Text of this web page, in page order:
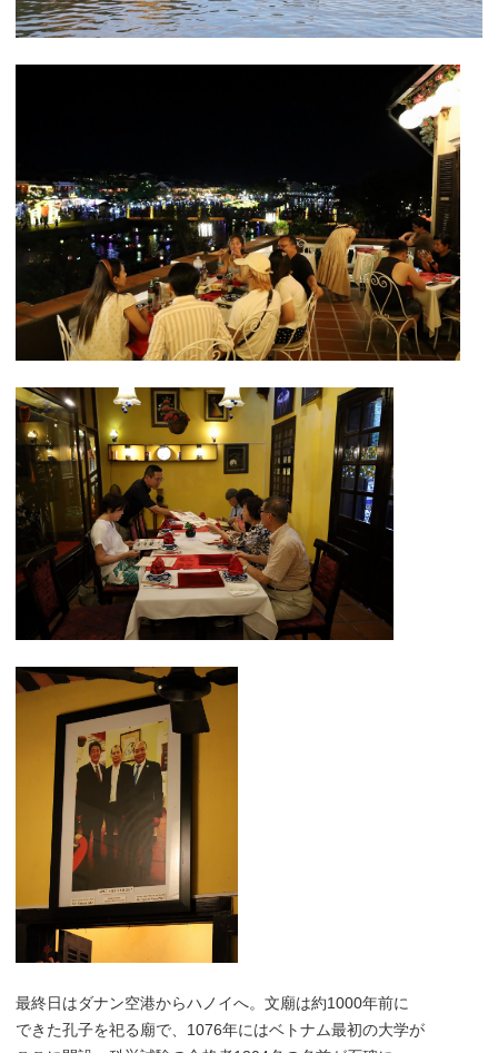
最終日はダナン空港からハノイへ。文廟は約1000年前に
できた孔子を祀る廟で、1076年にはベトナム最初の大学が